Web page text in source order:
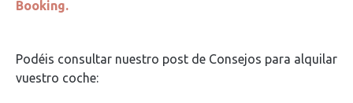
Booking.
Podéis consultar nuestro post de Consejos para alquilar
vuestro coche: